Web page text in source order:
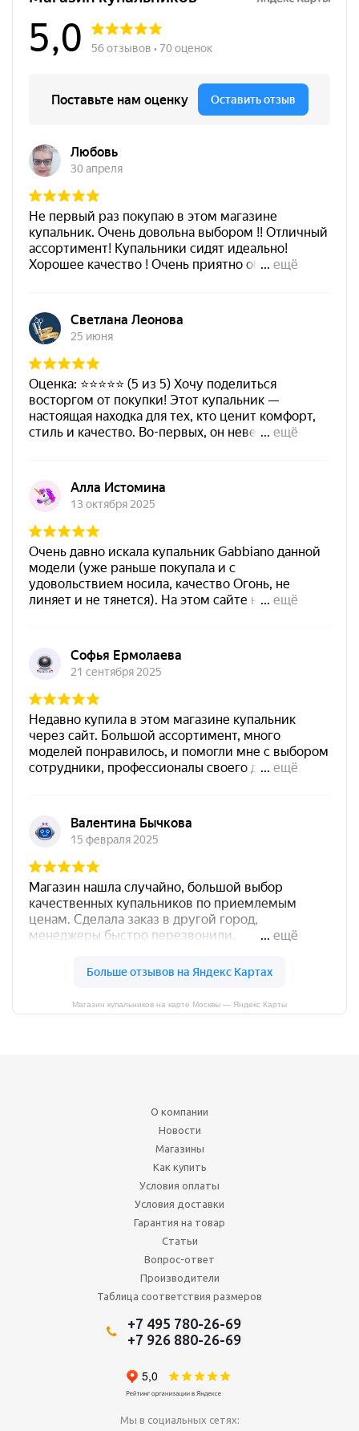
Магазин купальников на карте Москвы — Яндекс Карты
О компании
Новости
Магазины
Как купить
Условия оплаты
Условия доставки
Гарантия на товар
Статьи
Вопрос-ответ
Производители
Таблица соответствия размеров
+7 495 780-26-69
+7 926 880-26-69
Мы в социальных сетях: